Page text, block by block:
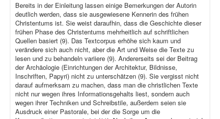
Bereits in der Einleitung lassen einige Bemerkungen der Autorin
deutlich werden, dass sie ausgewiesene Kennerin des frühen
Christentums ist. Sie weist daraufhin, dass die Geschichte dieser
frühen Phase des Christentums mehrheitlich auf schriftlichen
Quellen basiert (9). Das Textcorpus erhöhe sich kaum und
verändere sich auch nicht, aber die Art und Weise die Texte zu
lesen und zu behandeln variiere (9). Andererseits sei der Beitrag
der Archäologie (Einrichtungen der Architektur, Bildnisse,
Inschriften, Papyri) nicht zu unterschätzen (9). Sie vergisst nicht
darauf aufmerksam zu machen, dass man die christlichen Texte
nicht nur wegen ihres Informationsgehalts liest, sondern auch
wegen ihrer Techniken und Schreibstile, außerdem seien sie
Ausdruck einer Pastorale, bei der die Sorge um die